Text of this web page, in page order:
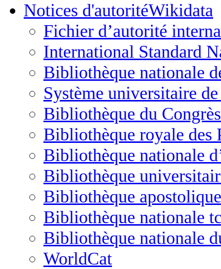
Notices d'autorité
Fichier d’autorité
International Standard
Bibliothèque nationale
Système universitaire
Bibliothèque du Congrès
Bibliothèque royale des
Bibliothèque nationale
Bibliothèque
Bibliothèque
Bibliothèque nationale
Bibliothèque nationale
WorldCat